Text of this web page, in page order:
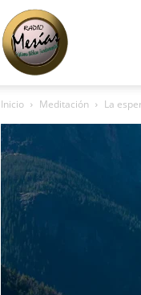
Radio
Mesías
Inicio Meditación La